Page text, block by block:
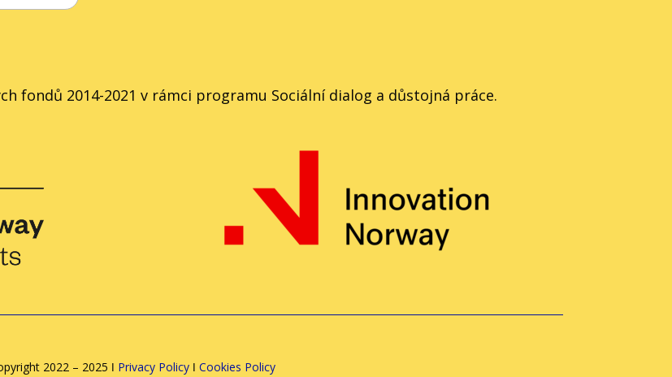
fondů 2014-2021 v rámci programu Sociální dialog a důstojná práce.
2022 – 2025 ǀ Privacy Policy ǀ Cookies Policy